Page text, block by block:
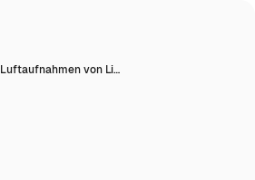
Luftaufnahmen von Li…